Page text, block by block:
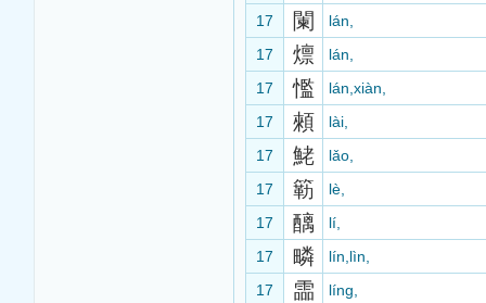
17
闌
lán,
17
燷
lán,
17
懢
lán,xiàn,
17
顂
lài,
17
鮱
lǎo,
17
簕
lè,
17
醨
lí,
17
疄
lín,lìn,
17
霝
líng,